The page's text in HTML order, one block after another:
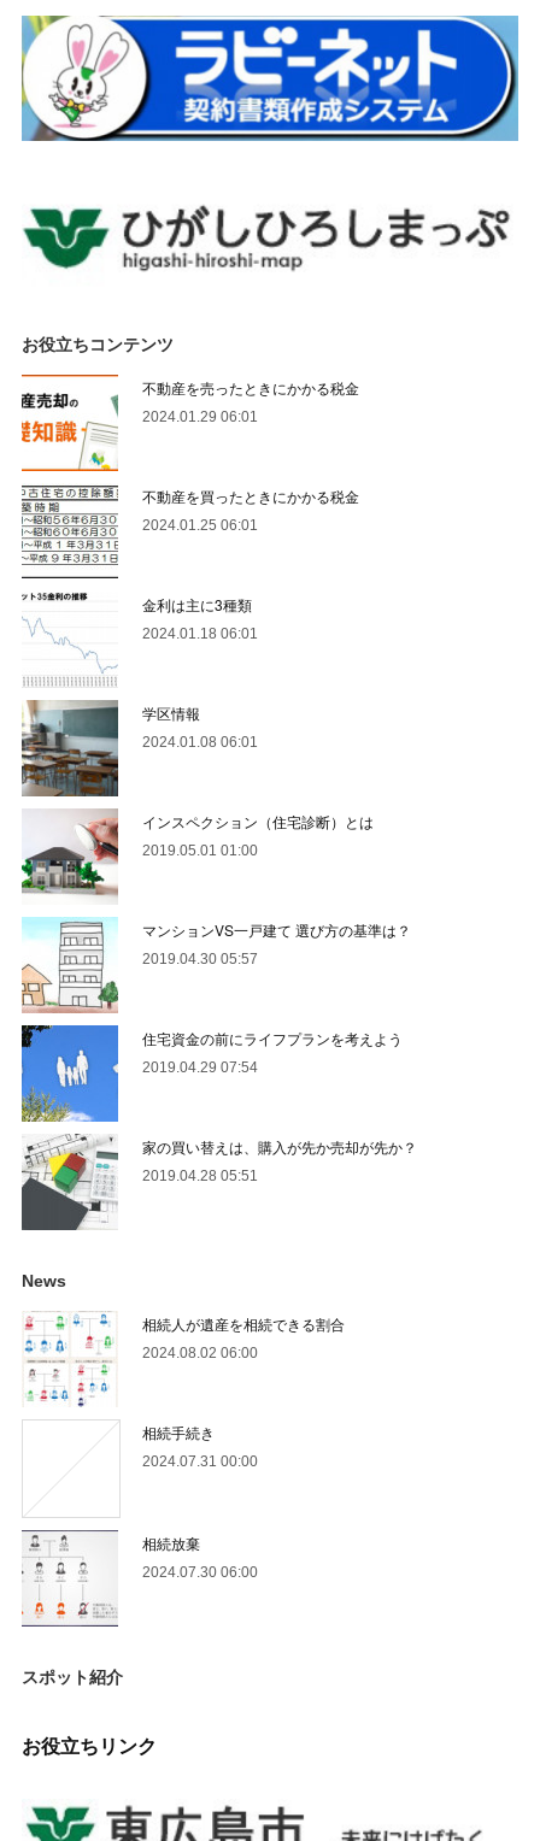
お役立ちコンテンツ
不動産を売ったときにかかる税金
2024.01.29 06:01
不動産を買ったときにかかる税金
2024.01.25 06:01
金利は主に3種類
2024.01.18 06:01
学区情報
2024.01.08 06:01
インスペクション（住宅診断）とは
2019.05.01 01:00
マンションVS一戸建て 選び方の基準は？
2019.04.30 05:57
住宅資金の前にライフプランを考えよう
2019.04.29 07:54
家の買い替えは、購入が先か売却が先か？
2019.04.28 05:51
News
相続人が遺産を相続できる割合
2024.08.02 06:00
相続手続き
2024.07.31 00:00
相続放棄
2024.07.30 06:00
スポット紹介
お役立ちリンク